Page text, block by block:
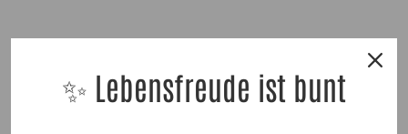
✨ Lebensfreude ist bunt